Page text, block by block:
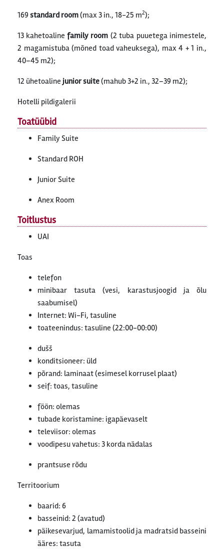
169 standard room(max 3 in., 18-25 m2);
13 kahetoaline family room (2 tuba puuetega inimestele,
2 magamistuba (mõned toad vaheuksega), max 4 + 1 in.,
40–45 m2);
12 ühetoaline junior suite(mahub 3+2 in., 32–39 m2);
Hotelli pildigalerii
Toatüübid
Family Suite
Standard ROH
Junior Suite
Anex Room
Toitlustus
UAI
Toas
telefon
minibaar tasuta (vesi, karastusjoogid ja õlu
saabumisel)
Internet: Wi-Fi, tasuline
toateenindus: tasuline (22:00-00:00)
dušš
konditsioneer: üld
põrand: laminaat (esimesel korrusel plaat)
seif: toas, tasuline
föön: olemas
tubade koristamine: igapäevaselt
televiisor: olemas
voodipesu vahetus: 3 korda nädalas
prantsuse rõdu
Territoorium
baarid: 6
basseinid: 2 (avatud)
päikesevarjud, lamamistoolid ja madratsid basseini
ääres: tasuta